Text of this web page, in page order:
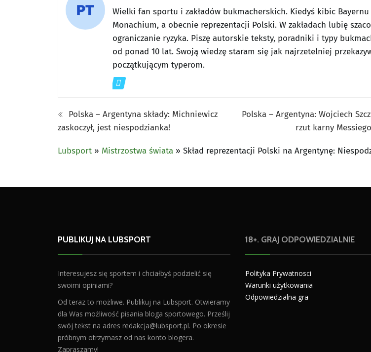
Wielki fan sportu i zakładów bukmacherskich. Kiedyś kibic Bayernu
Monachium, a obecnie reprezentacji Polski. W zakładach lubię
ograniczanie ryzyka. Piszę autorskie teksty, poradniki i typy
od ponad 10 lat. Swoją wiedzę staram się jak najrzetelniej
początkującym typerom.
Polska – Argentyna składy: Michniewicz
zaskoczył, jest niespodzianka!
Polska – Argentyna: Wojciech
rzut karny
Lubsport » Mistrzostwa świata » Skład reprezentacji Polski na Argentynę:
PUBLIKUJ NA LUBSPORT
Interesujesz się sportem i chciałbyś podzielić się
swoimi opiniami?
Od teraz to możliwe. Publikuj na Lubsport. Otwieramy
dla Was możliwość pisania bloga sportowego. Prześlij
swój tekst na adres redakcja@lubsport.pl. Po okresie
próbnym otrzymasz od nas konto blogera.
Zapraszamy!
18+. GRAJ ODPOWIEDZIALNIE
Polityka Prywatnosci
Warunki użytkowania
Odpowiedzialna gra